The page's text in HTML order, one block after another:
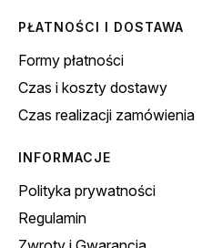
PŁATNOŚCI I DOSTAWA
Formy płatności
Czas i koszty dostawy
Czas realizacji zamówienia
INFORMACJE
Polityka prywatności
Regulamin